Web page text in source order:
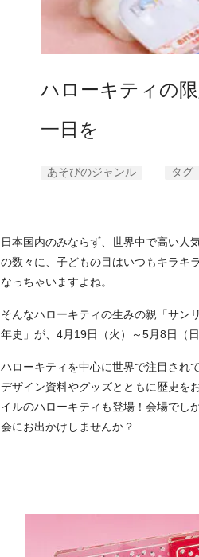
ハローキティの
一日を
あそびのジャンル タグ
日本国内のみならず、世界中で高い人
の数々に、子どもの目はいつもキラキ
なっちゃいますよね。
そんなハローキティの生みの親「サン
年史」が、4月19日（火）～5月8日（
ハローキティを中心に世界で注目され
デザイン資料やグッズとともに歴史を
イルのハローキティも登場！会場でし
会にお出かけしませんか？